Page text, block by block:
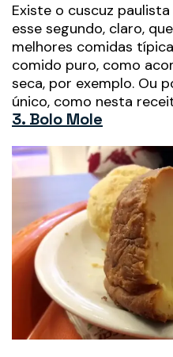
Existe o cuscuz
esse segundo, claro,
melhores comidas
comido puro, como
seca, por exemplo. Ou
único, como nesta
3. Bolo Mole